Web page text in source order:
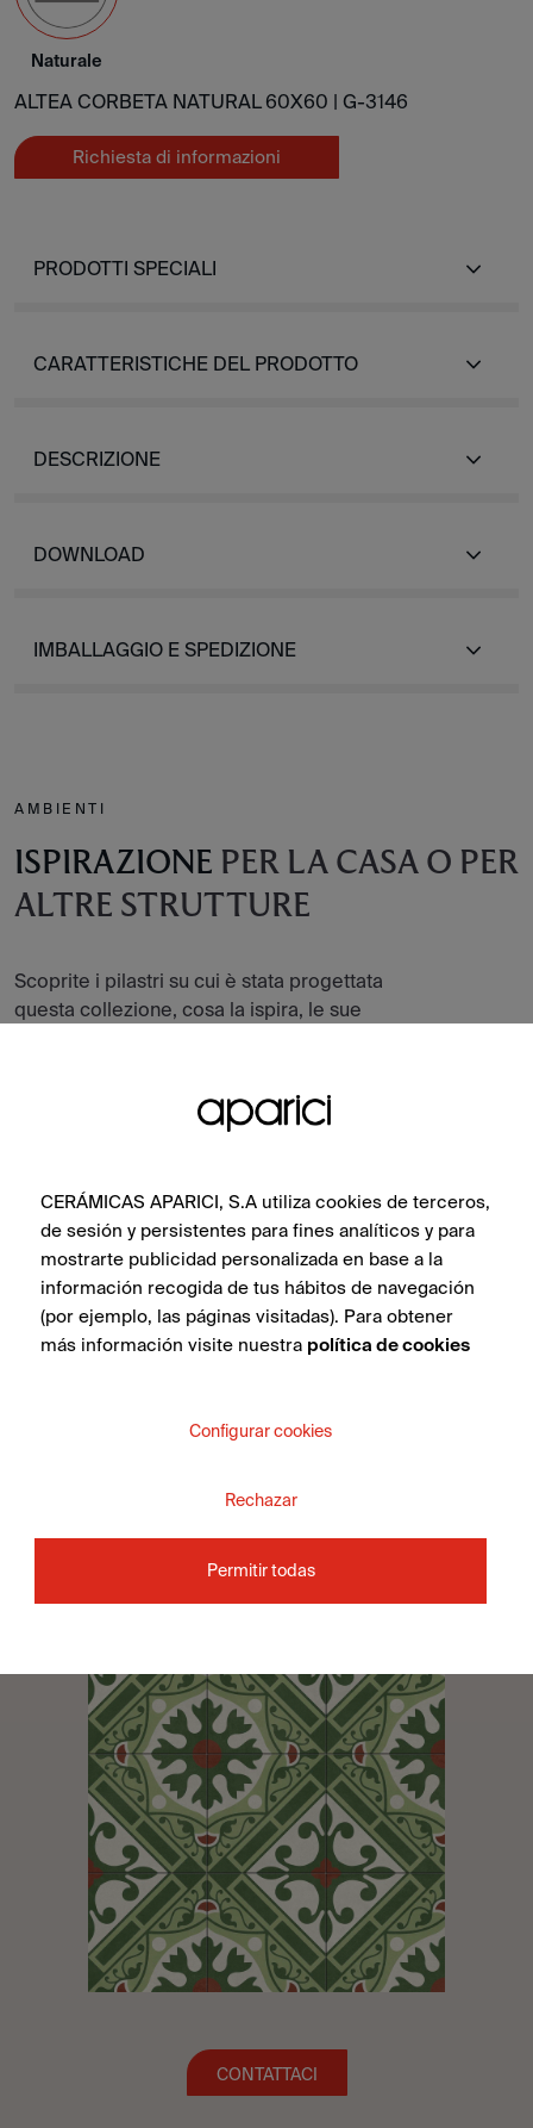
Naturale
ALTEA CORBETA NATURAL 60X60 | G-3146
Richiesta di informazioni
PRODOTTI SPECIALI
CARATTERISTICHE DEL PRODOTTO
DESCRIZIONE
DOWNLOAD
IMBALLAGGIO E SPEDIZIONE
AMBIENTI
ISPIRAZIONE PER LA CASA O PER
ALTRE STRUTTURE
Scoprite i pilastri su cui è stata progettata
questa collezione, cosa la ispira, le sue
VEDI COLLEZIONE
DESIDERI PARLARE CON
Contatta il team di specialisti in piastrelle di Apavisa
Porcelánico. Ti forniremo consulenza e tutte le risposte
CONTATTACI
CERÁMICAS APARICI, S.A utiliza cookies de terceros,
de sesión y persistentes para fines analíticos y para
mostrarte publicidad personalizada en base a la
información recogida de tus hábitos de navegación
(por ejemplo, las páginas visitadas). Para obtener
más información visite nuestra política de cookies
Configurar cookies
Rechazar
Permitir todas